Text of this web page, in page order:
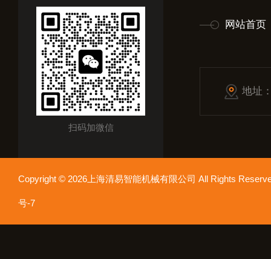
扫码加微信
网站首页
地址
Copyright © 2026上海清易智能机械有限公司 All Rights
号-7